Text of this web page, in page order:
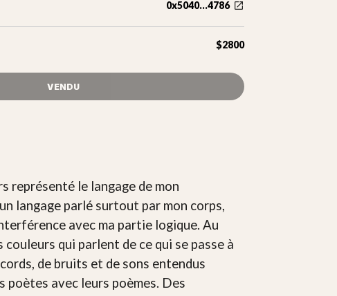
0x5040...4786
$2800
VENDU
représenté le langage de mon
langage parlé surtout par mon corps,
avec ma partie logique. Au
qui parlent de ce qui se passe à
de bruits et de sons entendus
avec leurs poèmes. Des